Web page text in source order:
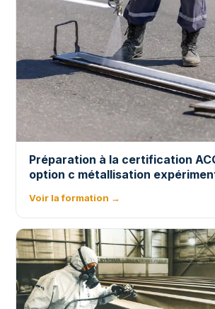
Préparation à la certification
option c métallisation
Voir la formation →